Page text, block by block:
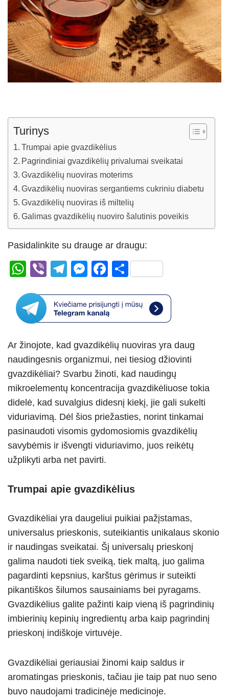
Turinys
Trumpai apie gvazdikėlius
Pagrindiniai gvazdikėlių privalumai sveikatai
Gvazdikėlių nuoviras moterims
Gvazdikėlių nuoviras sergantiems cukriniu diabetu
Gvazdikėlių nuoviras iš miltelių
Galimas gvazdikėlių nuoviro šalutinis poveikis
Pasidalinkite su drauge ar draugu:
W
at
s
p
p
Vi
er
T
e
gr
m
M
ss
e
g
er
F
c
e
o
o
k
S
ar
e
Ar žinojote, kad gvazdikėlių nuoviras yra daug
naudingesnis organizmui, nei tiesiog džiovinti
gvazdikėliai? Svarbu žinoti, kad naudingų
mikroelementų koncentracija gvazdikėliuose tokia
didelė, kad suvalgius didesnį kiekį, jie gali sukelti
viduriavimą. Dėl šios priežasties, norint tinkamai
pasinaudoti visomis gydomosiomis gvazdikėlių
savybėmis ir išvengti viduriavimo, juos reikėtų
užplikyti arba net pavirti.
Trumpai apie gvazdikėlius
Gvazdikėliai yra daugeliui puikiai pažįstamas,
universalus prieskonis, suteikiantis unikalaus skonio
ir naudingas sveikatai. Šį universalų prieskonį
galima naudoti tiek sveiką, tiek maltą, juo galima
pagardinti kepsnius, karštus gėrimus ir suteikti
pikantiškos šilumos sausainiams bei pyragams.
Gvazdikėlius galite pažinti kaip vieną iš pagrindinių
imbierinių kepinių ingredientų arba kaip pagrindinį
prieskonį indiškoje virtuvėje.
Gvazdikėliai geriausiai žinomi kaip saldus ir
aromatingas prieskonis, tačiau jie taip pat nuo seno
buvo naudojami tradicinėje medicinoje.